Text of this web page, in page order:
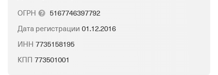
ОГРН
5167746397792
Дата регистрации 01.12.2016
ИНН 7735158195
КПП 773501001